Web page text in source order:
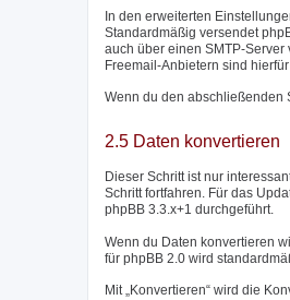
In den erweiterten
Standardmäßig versendet
auch über einen SMTP-Server
Freemail-Anbietern sind
Wenn du den abschließenden
2.5 Daten konvertieren
Dieser Schritt ist nur
Schritt fortfahren. Für das
phpBB 3.3.x+1 durchgeführt.
Wenn du Daten konvertieren
für phpBB 2.0 wird
Mit „Konvertieren“ wird die